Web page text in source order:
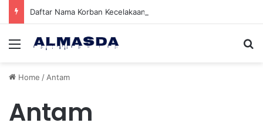
Menu
Home / Antam
Antam